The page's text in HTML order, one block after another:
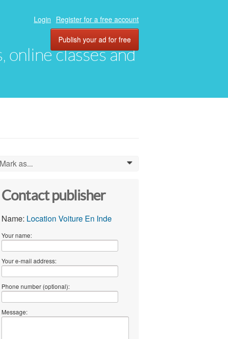
online classes and
Login Register for a free account
Publish your ad for free
Mark as... 0
Contact publisher
Name: Location Voiture En Inde
Your name:
Your e-mail address:
Phone number (optional):
Message: